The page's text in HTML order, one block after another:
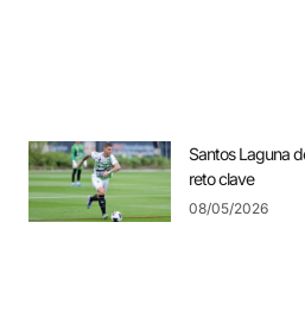
Santos Laguna
reto clave
08/05/2026